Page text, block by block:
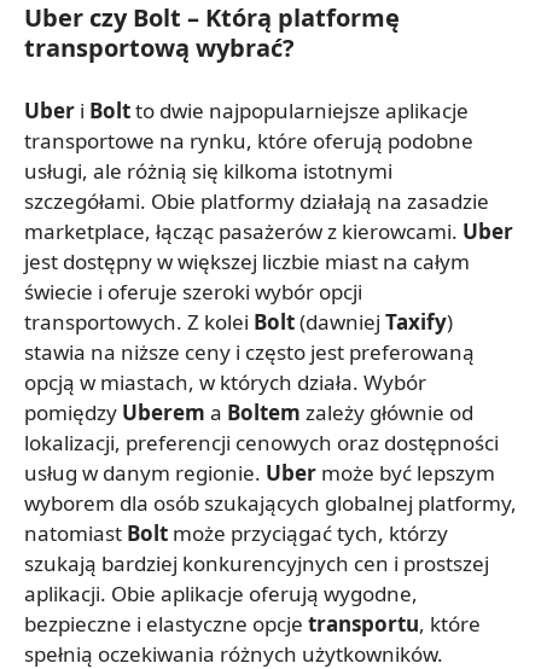
Uber czy Bolt – Którą platformę
transportową wybrać?
Uber i Boltto dwie najpopularniejsze aplikacje
transportowe na rynku, które oferują podobne
usługi, ale różnią się kilkoma istotnymi
szczegółami. Obie platformy działają na zasadzie
marketplace, łącząc pasażerów z kierowcami. Uber
jest dostępny w większej liczbie miast na całym
świecie i oferuje szeroki wybór opcji
transportowych. Z kolei Bolt(dawniej Taxify)
stawia na niższe ceny i często jest preferowaną
opcją w miastach, w których działa. Wybór
pomiędzy Uberem a Boltem zależy głównie od
lokalizacji, preferencji cenowych oraz dostępności
usług w danym regionie. Uber może być lepszym
wyborem dla osób szukających globalnej platformy,
natomiast Bolt może przyciągać tych, którzy
szukają bardziej konkurencyjnych cen i prostszej
aplikacji. Obie aplikacje oferują wygodne,
bezpieczne i elastyczne opcje transportu, które
spełnią oczekiwania różnych użytkowników.